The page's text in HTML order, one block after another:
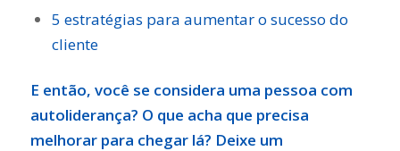
5 estratégias para aumentar o sucesso do
cliente
E então, você se considera uma pessoa com
autoliderança? O que acha que precisa
melhorar para chegar lá? Deixe um